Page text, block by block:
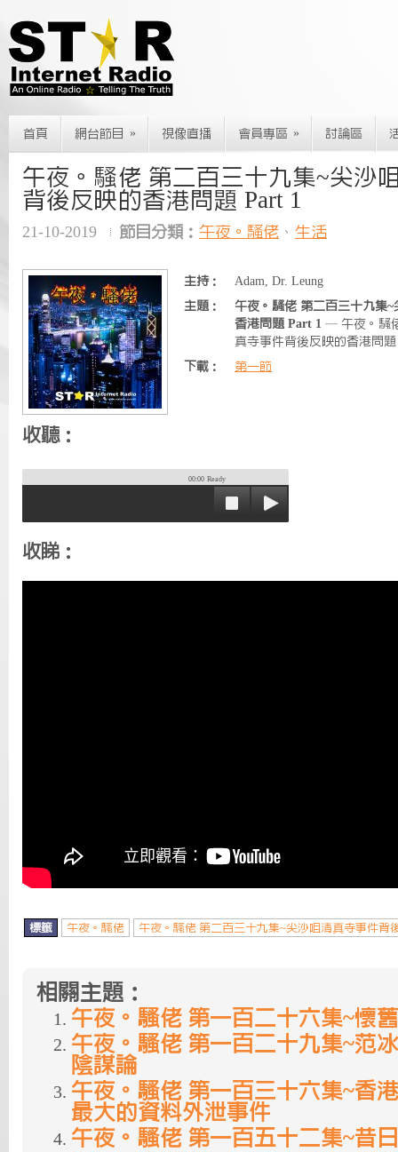
首頁 網台節目 » 視像直播 會員專區 » 討論區
午夜。騷佬 第二百三十九集~尖沙
背後反映的香港問題 Part 1
21-10-2019 節目分類： 午夜。騷佬 、 生活
主持：
Adam, Dr. Leung
主題：
午夜。騷佬 第二百三十九集
香港問題 Part 1 — 午夜。騷
真寺事件背後反映的香港問題
下載：
第一節
收聽：
00:00 Ready
收睇：
標籤 午夜。騷佬 午夜。騷佬 第二百三十九集~尖沙咀清真寺事件背
相關主題：
午夜。騷佬 第一百二十六集~懷
午夜。騷佬 第一百二十九集~范
陰謀論
午夜。騷佬 第一百三十六集~香
最大的資料外泄事件
午夜。騷佬 第一百五十二集~昔